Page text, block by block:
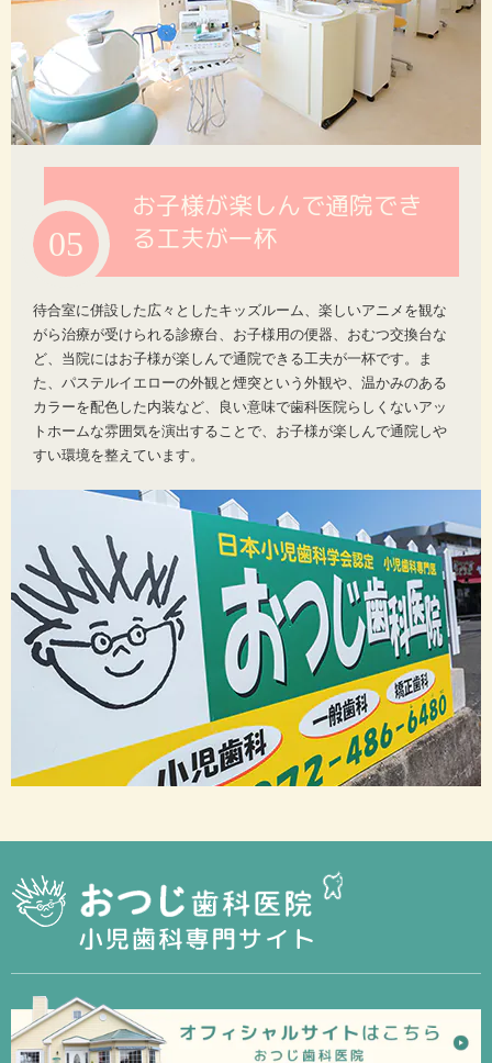
05
お子様が楽しんで通院でき
る工夫が一杯
待合室に併設した広々としたキッズルーム、楽しいアニメを観な
がら治療が受けられる診療台、お子様用の便器、おむつ交換台な
ど、当院にはお子様が楽しんで通院できる工夫が一杯です。ま
た、パステルイエローの外観と煙突という外観や、温かみのある
カラーを配色した内装など、良い意味で歯科医院らしくないアッ
トホームな雰囲気を演出することで、お子様が楽しんで通院しや
すい環境を整えています。